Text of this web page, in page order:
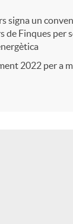
signa un
de Finques per
2022 per a